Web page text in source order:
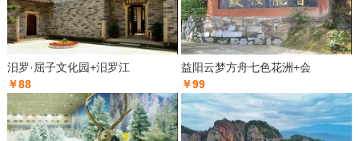
汨罗·屈子文化园+汨罗江
￥88
益阳云梦方舟七色花洲+会
￥99